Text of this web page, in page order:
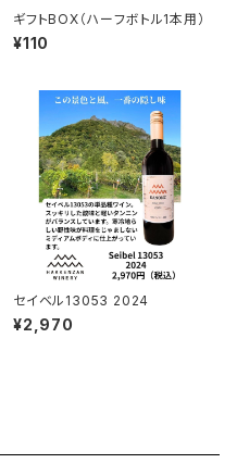
ギフトBOX（ハーフボトル1本用）
¥110
セイベル13053 2024
¥2,970